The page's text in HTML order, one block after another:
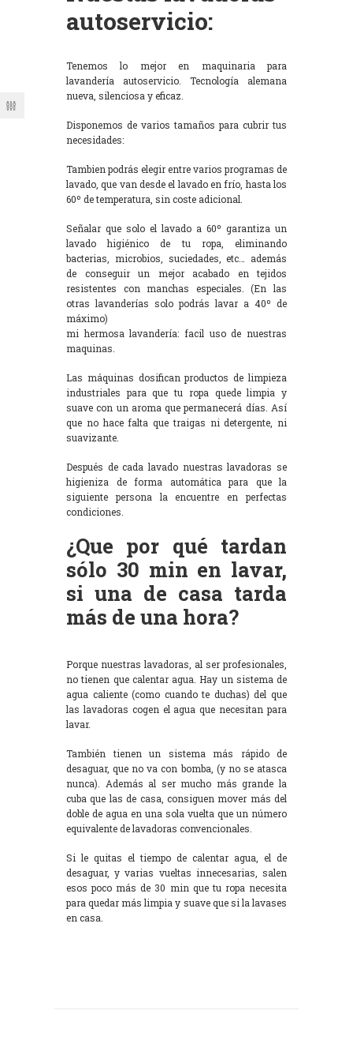
autoservicio:
Tenemos lo mejor en maquinaria para
lavandería autoservicio. Tecnología alemana
nueva, silenciosa y eficaz.
Disponemos de varios tamaños para cubrir tus
necesidades:
Tambien podrás elegir entre varios programas de
lavado, que van desde el lavado en frío, hasta los
60º de temperatura, sin coste adicional.
Señalar que solo el lavado a 60º garantiza un
lavado higiénico de tu ropa, eliminando
bacterias, microbios, suciedades, etc… además
de conseguir un mejor acabado en tejidos
resistentes con manchas especiales. (En las
otras lavanderías solo podrás lavar a 40º de
máximo)
mi hermosa lavandería: facil uso de nuestras
maquinas.
Las máquinas dosifican productos de limpieza
industriales para que tu ropa quede limpia y
suave con un aroma que permanecerá días. Así
que no hace falta que traigas ni detergente, ni
suavizante.
Después de cada lavado nuestras lavadoras se
higieniza de forma automática para que la
siguiente persona la encuentre en perfectas
condiciones.
¿Que por qué tardan
sólo 30 min en lavar,
si una de casa tarda
más de una hora?
Porque nuestras lavadoras, al ser profesionales,
no tienen que calentar agua. Hay un sistema de
agua caliente (como cuando te duchas) del que
las lavadoras cogen el agua que necesitan para
lavar.
También tienen un sistema más rápido de
desaguar, que no va con bomba, (y no se atasca
nunca). Además al ser mucho más grande la
cuba que las de casa, consiguen mover más del
doble de agua en una sola vuelta que un número
equivalente de lavadoras convencionales.
Si le quitas el tiempo de calentar agua, el de
desaguar, y varias vueltas innecesarias, salen
esos poco más de 30 min que tu ropa necesita
para quedar más limpia y suave que si la lavases
en casa.